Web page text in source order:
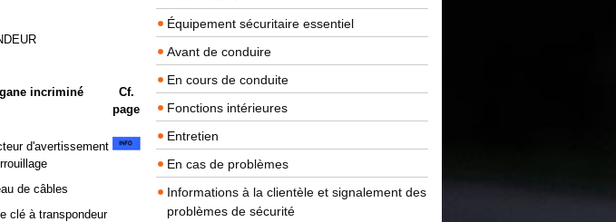
incriminé
Cf.
page
d'avertissement
de câbles
clé à transpondeur
Équipement sécuritaire essentiel
Avant de conduire
En cours de conduite
Fonctions intérieures
Entretien
En cas de problèmes
Informations à la clientèle et signalement des
problèmes de sécurité